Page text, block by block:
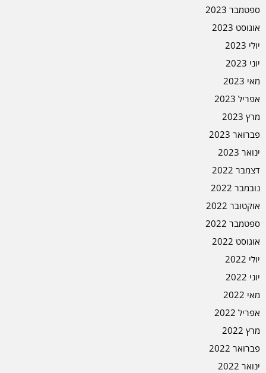
ספטמבר 2023
אוגוסט 2023
יולי 2023
יוני 2023
מאי 2023
אפריל 2023
מרץ 2023
פברואר 2023
ינואר 2023
דצמבר 2022
נובמבר 2022
אוקטובר 2022
ספטמבר 2022
אוגוסט 2022
יולי 2022
יוני 2022
מאי 2022
אפריל 2022
מרץ 2022
פברואר 2022
ינואר 2022